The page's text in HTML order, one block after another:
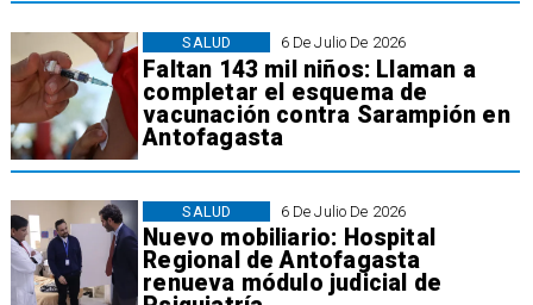
6 De Julio De 2026
Faltan 143 mil niños: Llaman a
completar el esquema de
vacunación contra Sarampión en
Antofagasta
SALUD
6 De Julio De 2026
Nuevo mobiliario: Hospital
Regional de Antofagasta
renueva módulo judicial de
SALUD